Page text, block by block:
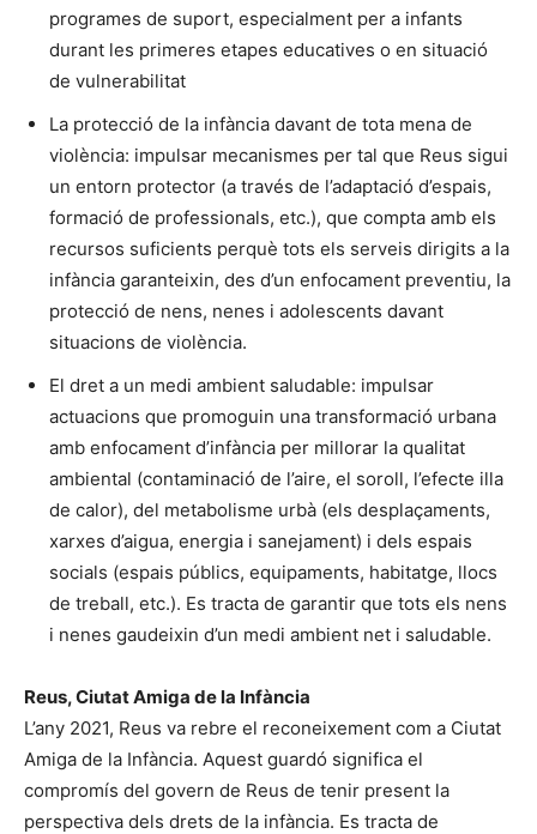
programes de suport, especialment per a infants
durant les primeres etapes educatives o en situació
de vulnerabilitat
La protecció de la infància davant de tota mena de
violència: impulsar mecanismes per tal que Reus sigui
un entorn protector (a través de l’adaptació d’espais,
formació de professionals, etc.), que compta amb els
recursos suficients perquè tots els serveis dirigits a la
infància garanteixin, des d’un enfocament preventiu, la
protecció de nens, nenes i adolescents davant
situacions de violència.
El dret a un medi ambient saludable: impulsar
actuacions que promoguin una transformació urbana
amb enfocament d’infància per millorar la qualitat
ambiental (contaminació de l’aire, el soroll, l’efecte illa
de calor), del metabolisme urbà (els desplaçaments,
xarxes d’aigua, energia i sanejament) i dels espais
socials (espais públics, equipaments, habitatge, llocs
de treball, etc.). Es tracta de garantir que tots els nens
i nenes gaudeixin d’un medi ambient net i saludable.
Reus, Ciutat Amiga de la Infància
L’any 2021, Reus va rebre el reconeixement com a Ciutat
Amiga de la Infància. Aquest guardó significa el
compromís del govern de Reus de tenir present la
perspectiva dels drets de la infància. Es tracta de